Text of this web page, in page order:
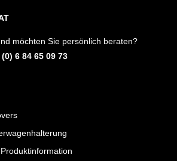
möchten Sie persönlich beraten?
(0) 6 84 65 09 73